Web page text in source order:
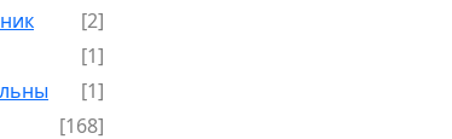
[2]
[1]
[1]
[168]